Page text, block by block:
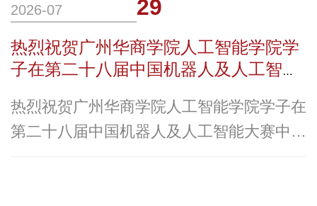
2026-07 29
热烈祝贺广州华商学院人工智能学院学
子在第二十八届中国机器人及人工智能
热烈祝贺广州华商学院人工智能学院学子在
第二十八届中国机器人及人工智能大赛中取